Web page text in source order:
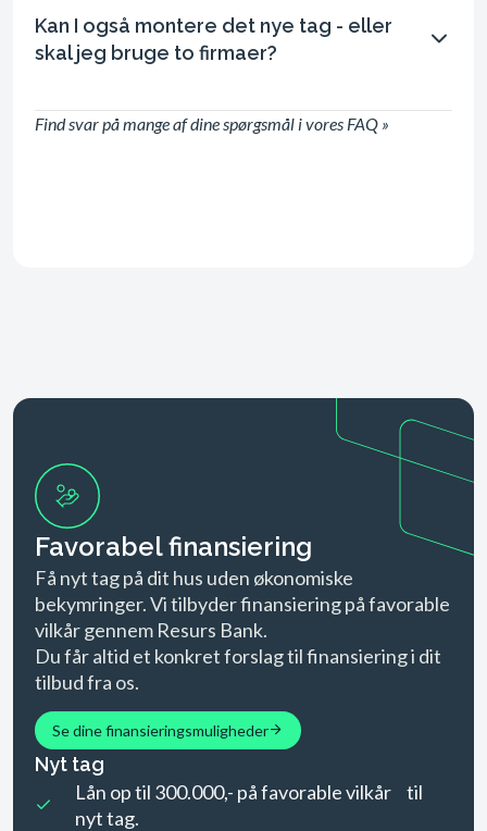
Kan I også montere det nye tag - eller
skal jeg bruge to firmaer?
Find svar på mange af dine spørgsmål i vores FAQ »
Favorabel finansiering
Få nyt tag på dit hus uden økonomiske
bekymringer. Vi tilbyder finansiering på favorable
vilkår gennem Resurs Bank.
Du får altid et konkret forslag til finansiering i dit
tilbud fra os.
Se dine finansieringsmuligheder
Nyt tag
Lån op til 300.000,- på favorable vilkår til
nyt tag.